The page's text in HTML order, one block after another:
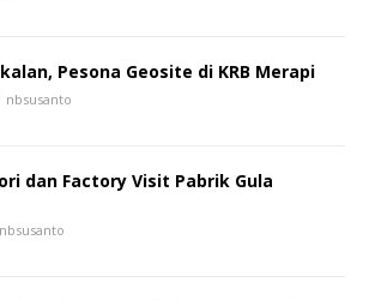
Pesona Geosite di KRB Merapi
nbsusanto
dan Factory Visit Pabrik Gula
nbsusanto